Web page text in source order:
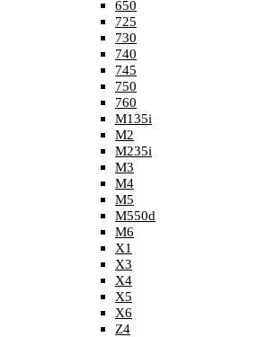
650
725
730
740
745
750
760
M135i
M2
M235i
M3
M4
M5
M550d
M6
X1
X3
X4
X5
X6
Z4